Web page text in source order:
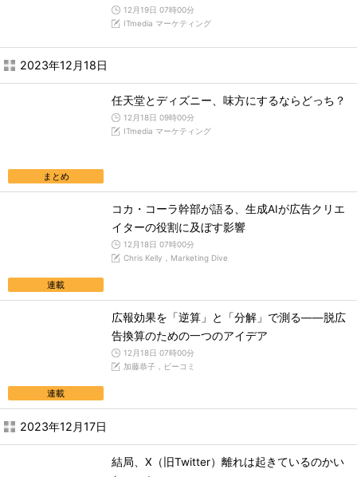
12月19日 07時00分
ITmedia マーケティング
2023年12月18日
まとめ
任天堂とディズニー、味方にするならどっち？
12月18日 09時00分
ITmedia マーケティング
連載
コカ・コーラ幹部が語る、生成AIが広告クリエ
イターの役割に及ぼす影響
12月18日 07時00分
Chris Kelly，Marketing Dive
連載
広報効果を「逆算」と「分解」で測る――脱広
告換算のための一つのアイデア
12月18日 07時00分
加藤恭子，ビーコミ
2023年12月17日
結局、X（旧Twitter）離れは起きているのかい